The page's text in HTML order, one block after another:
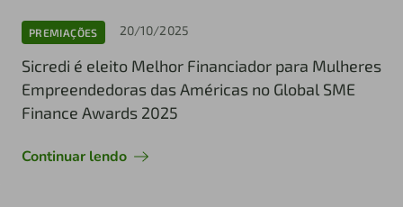
PREMIAÇÕES 20/10/2025
Sicredi é eleito Melhor Financiador para Mulheres
Empreendedoras das Américas no Global SME
Finance Awards 2025
Continuar lendo